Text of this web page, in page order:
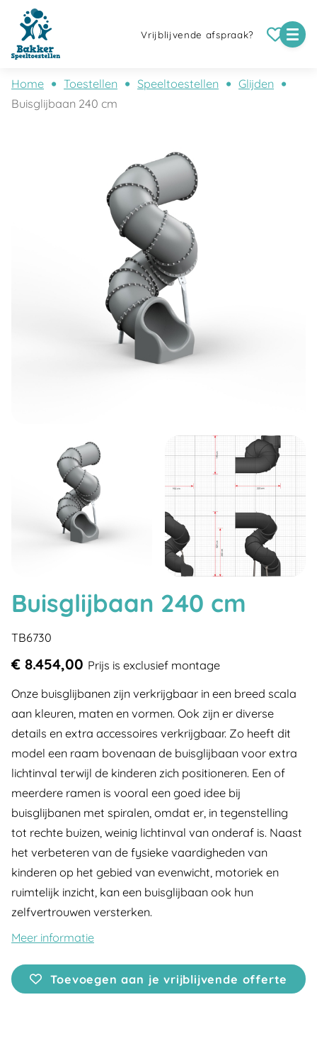
Vrijblijvende afspraak?
Home Toestellen Speeltoestellen
Glijden
Buisglijbaan 240 cm
Buisglijbaan 240 cm
TB6730
€ 8.454,00 Prijs is exclusief montage
Onze buisglijbanen zijn verkrijgbaar in een breed scala
aan kleuren, maten en vormen. Ook zijn er diverse
details en extra accessoires verkrijgbaar. Zo heeft dit
model een raam bovenaan de buisglijbaan voor extra
lichtinval terwijl de kinderen zich positioneren. Een of
meerdere ramen is vooral een goed idee bij
buisglijbanen met spiralen, omdat er, in tegenstelling
tot rechte buizen, weinig lichtinval van onderaf is. Naast
het verbeteren van de fysieke vaardigheden van
kinderen op het gebied van evenwicht, motoriek en
ruimtelijk inzicht, kan een buisglijbaan ook hun
zelfvertrouwen versterken.
Meer informatie
Toevoegen aan je vrijblijvende offerte